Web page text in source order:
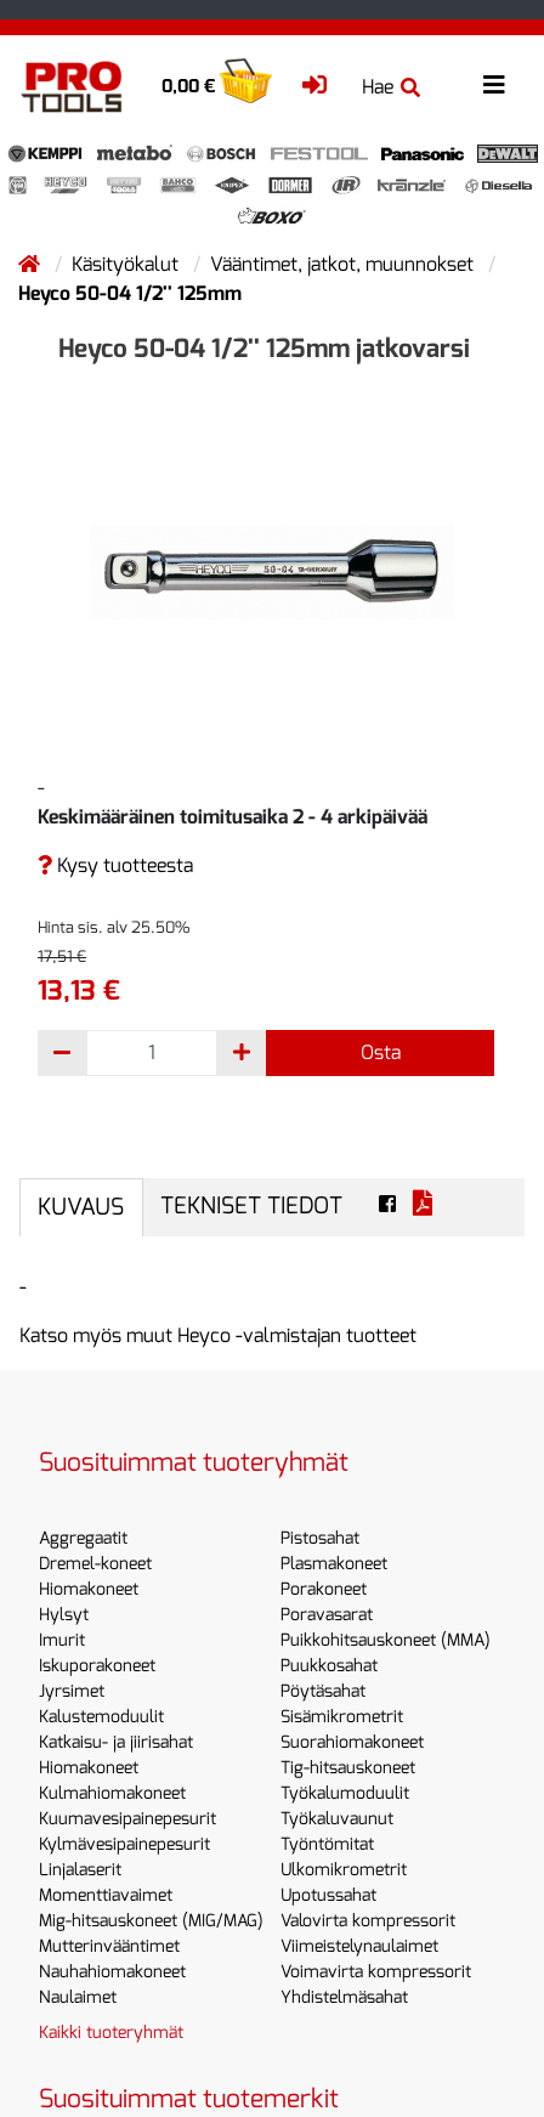
Hae
0,00 €
Käsityökalut
Vääntimet, jatkot, muunnokset
Heyco 50-04 1/2'' 125mm
Heyco 50-04 1/2'' 125mm jatkovarsi
-
Keskimääräinen toimitusaika 2 - 4 arkipäivää
Kysy tuotteesta
Hinta sis. alv 25.50%
17,51 €
13,13 €
Osta
KUVAUS TEKNISET TIEDOT
-
Katso myös muut Heyco -valmistajan tuotteet
Suosituimmat tuoteryhmät
Aggregaatit
Dremel-koneet
Hiomakoneet
Hylsyt
Imurit
Iskuporakoneet
Jyrsimet
Kalustemoduulit
Katkaisu- ja jiirisahat
Hiomakoneet
Kulmahiomakoneet
Kuumavesipainepesurit
Kylmävesipainepesurit
Linjalaserit
Momenttiavaimet
Mig-hitsauskoneet (MIG/MAG)
Mutterinvääntimet
Nauhahiomakoneet
Naulaimet
Pistosahat
Plasmakoneet
Porakoneet
Poravasarat
Puikkohitsauskoneet (MMA)
Puukkosahat
Pöytäsahat
Sisämikrometrit
Suorahiomakoneet
Tig-hitsauskoneet
Työkalumoduulit
Työkaluvaunut
Työntömitat
Ulkomikrometrit
Upotussahat
Valovirta kompressorit
Viimeistelynaulaimet
Voimavirta kompressorit
Yhdistelmäsahat
Kaikki tuoteryhmät
Suosituimmat tuotemerkit